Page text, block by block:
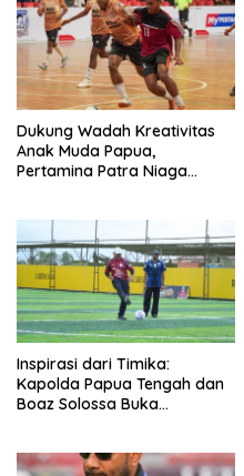
Dukung Wadah Kreativitas
Anak Muda Papua,
Pertamina Patra Niaga
Competition 2026
Inspirasi dari Timika:
Kapolda Papua Tengah dan
Boaz Solossa Buka
Bola